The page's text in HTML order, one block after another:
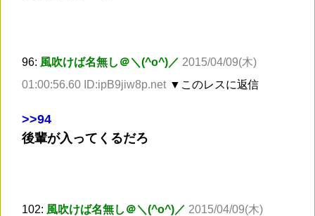
96: 風吹けば名無し＠＼(^o^)／ 2015/04/09(木)
01:00:56.60 ID:ipB9jiw8p.net ▼このレスに返信
>>94
後輩が入ってくるだろ
102: 風吹けば名無し＠＼(^o^)／ 2015/04/09(木)